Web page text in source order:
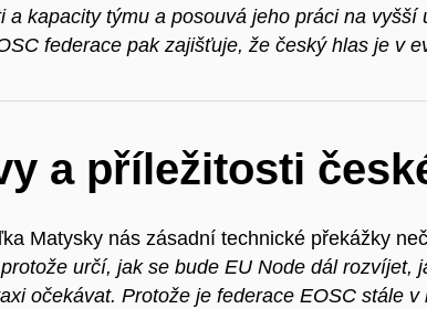
a kapacity týmu a posouvá jeho práci na
federace pak zajišťuje, že český hlas je v
a příležitosti
Matysky nás zásadní technické překážky
určí, jak se bude EU Node dál rozvíjet,
očekávat. Protože je federace EOSC stále